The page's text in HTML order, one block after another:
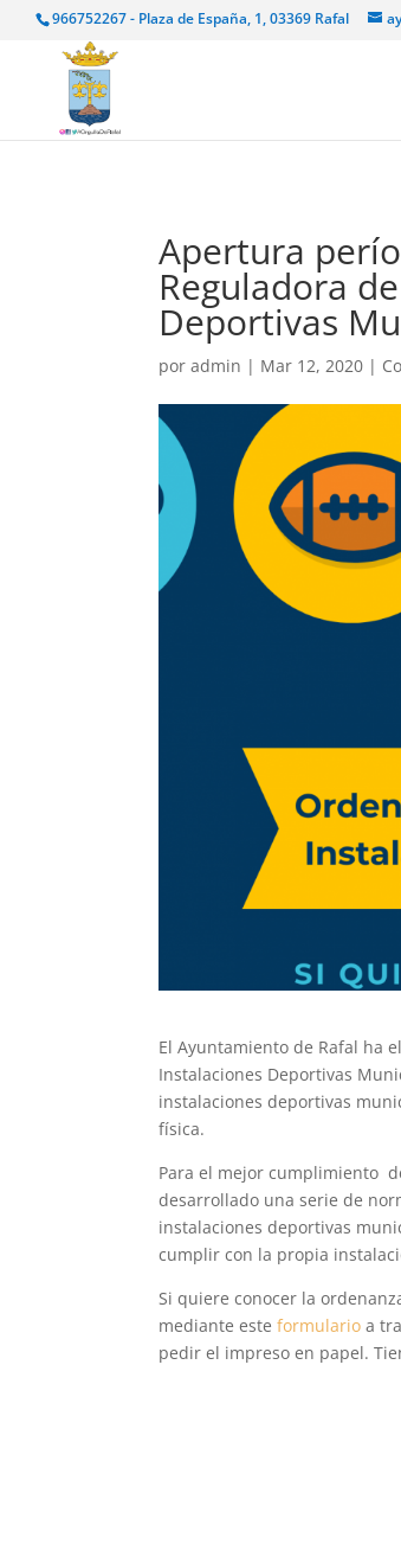
966752267 - Plaza de España, 1, 03369 Rafal
Apertura
Reguladora
Deportivas
poradmin | Mar 12, 2020 |
El Ayuntamiento de Rafal ha
Instalaciones Deportivas
instalaciones deportivas
física.
Para el mejor cumplimiento
desarrollado una serie de
instalaciones deportivas
cumplir con la propia
Si quiere conocer la
mediante esteformulario a
pedir el impreso en papel.